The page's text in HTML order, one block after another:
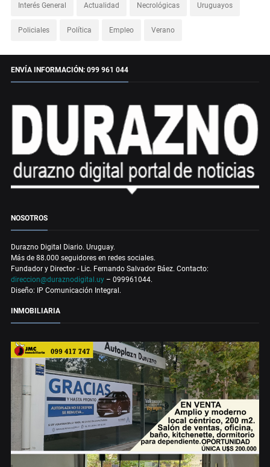
Interés General Actualidad Necrológicas Uruguayos
Policiales Política Empleo Verano
ENVÍA INFORMACIÓN: 099 961 044
NOSOTROS
Durazno Digital Diario. Uruguay.
Más de 88.000 seguidores en redes sociales.
Fundador y Director - Lic. Fernando Salvador Báez. Contacto:
direccion@duraznodigital.uy – 099961044.
Diseño: IP Comunicación Integral.
INMOBILIARIA